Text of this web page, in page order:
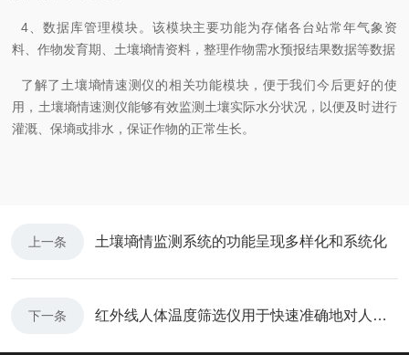
4、数据库管理模块。该模块主要功能为存储各台站常年气象资
料、作物发育期、土壤墒情资料，整理作物需水预报结果数据等数据
了解了土壤墒情速测仪的相关功能模块，便于我们今后更好的使
用，土壤墒情速测仪能够有效监测土壤实际水分状况，以便及时进行
灌溉、保墒或排水，保证作物的正常生长。
上一条 土壤墒情监测系统的功能呈现多样化和系统化
下一条 红外线人体温度筛选仪用于快速准确地对人体温度进行测量和筛选